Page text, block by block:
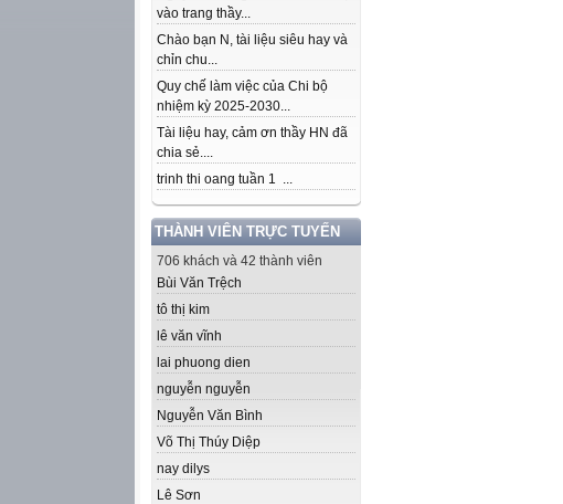
vào trang thầy...
Chào bạn N, tài liệu siêu hay và
chỉn chu...
Quy chế làm việc của Chi bộ
nhiệm kỳ 2025-2030...
Tài liệu hay, cảm ơn thầy HN đã
chia sẻ....
trinh thi oang tuần 1 ...
THÀNH VIÊN TRỰC TUYẾN
706 khách và 42 thành viên
Bùi Văn Trệch
tô thị kim
lê văn vĩnh
lai phuong dien
nguyễn nguyễn
Nguyễn Văn Bình
Võ Thị Thúy Diệp
nay dilys
Lê Sơn